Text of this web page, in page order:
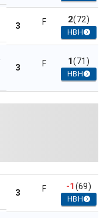
3 F 2(72)
HBH
3 F 1(71)
HBH
3 F -1(69)
HBH